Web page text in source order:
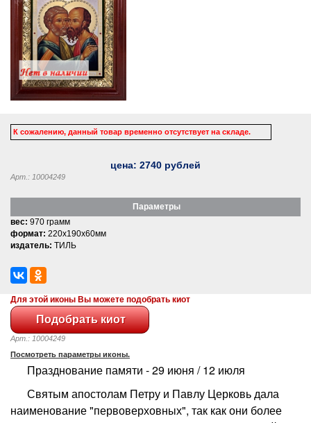
К сожалению, данный товар временно отсутствует на складе.
цена: 2740 рублей
Арт.: 10004249
Параметры
вес: 970 грамм
формат: 220x190x60мм
издатель: ТИЛЬ
Для этой иконы Вы можете подобрать киот
Арт.: 10004249
Посмотреть параметры иконы.
Празднование памяти - 29 июня / 12 июля
Святым апостолам Петру и Павлу Церковь дала
наименование "первоверховных", так как они более